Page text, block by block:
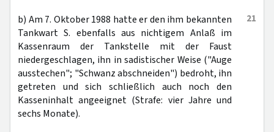
21
b) Am 7. Oktober 1988 hatte er den ihm bekannten
Tankwart S. ebenfalls aus nichtigem Anlaß im
Kassenraum der Tankstelle mit der Faust
niedergeschlagen, ihn in sadistischer Weise ("Auge
ausstechen"; "Schwanz abschneiden") bedroht, ihn
getreten und sich schließlich auch noch den
Kasseninhalt angeeignet (Strafe: vier Jahre und
sechs Monate).